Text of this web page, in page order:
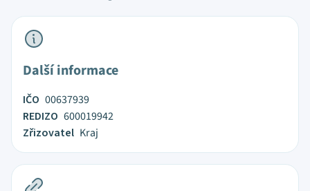
Další informace
IČO 00637939
REDIZO 600019942
Zřizovatel Kraj